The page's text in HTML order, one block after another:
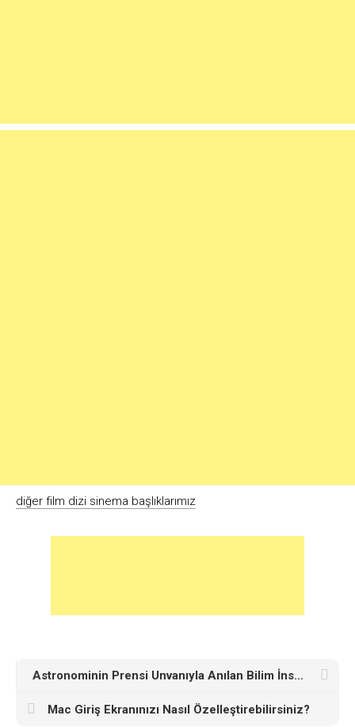
diğer film dizi sinema başlıklarımız
Astronominin Prensi Unvanıyla Anılan Bilim İnsanı Kimdir?
Mac Giriş Ekranınızı Nasıl Özelleştirebilirsiniz?